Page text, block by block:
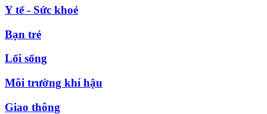
Y tế - Sức khoẻ
Bạn trẻ
Lối sống
Môi trường khí hậu
Giao thông